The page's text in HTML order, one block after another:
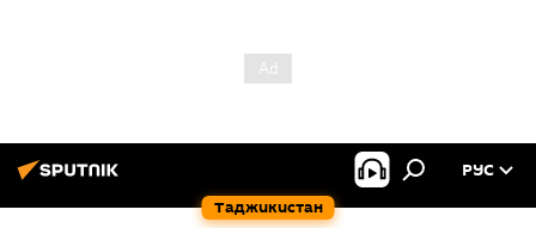
Таджикистан
РУС